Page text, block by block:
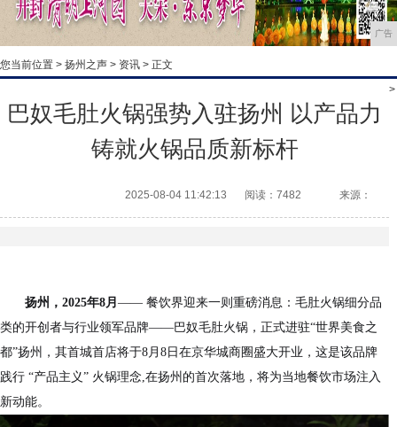
广告
您当前位置 > 扬州之声 > 资讯 > 正文
>
巴奴毛肚火锅强势入驻扬州 以产品力
铸就火锅品质新标杆
2025-08-04 11:42:13 阅读：7482 来源：
扬州，2025年8月 —— 餐饮界迎来一则重磅消息：毛肚火锅细分品
类的开创者与行业领军品牌——巴奴毛肚火锅，正式进驻“世界美食之
都”扬州，其首城首店将于8月8日在京华城商圈盛大开业，这是该品牌
践行 “产品主义” 火锅理念,在扬州的首次落地，将为当地餐饮市场注入
新动能。